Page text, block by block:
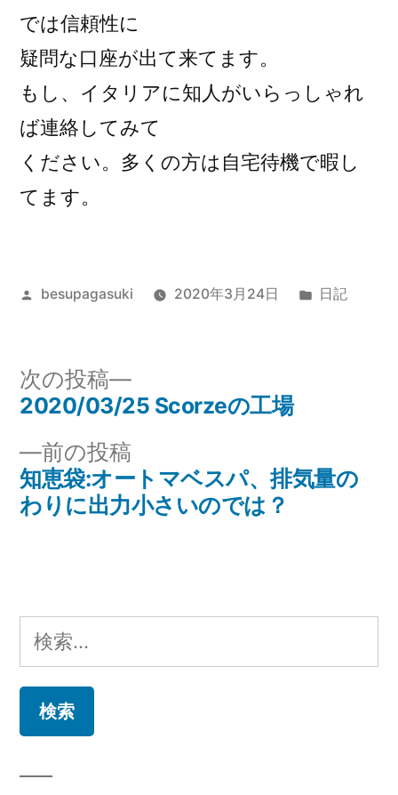
では信頼性に
疑問な口座が出て来てます。
もし、イタリアに知人がいらっしゃれ
ば連絡してみて
ください。多くの方は自宅待機で暇し
てます。
投
besupagasuki 2020年3月24日
カ
日記
投
稿
ナ
ー
シ
ョ
ン
前の投稿
の
投
知恵袋:オートマベスパ、排気量の
わりに出力小さいのでは？
次の投稿
次
の
2020/03/25 Scorzeの工場
検
索: